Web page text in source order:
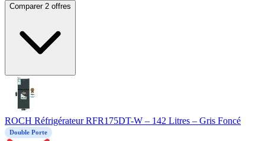
Comparer 2 offres
ROCH Réfrigérateur RFR175DT-W – 142 Litres – Gris Foncé
Double Porte